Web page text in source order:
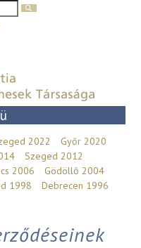
a tartalomra
2022
Győr 2020
Szeged 2012
2006
Gödöllő 2004
1998 Debrecen 1996